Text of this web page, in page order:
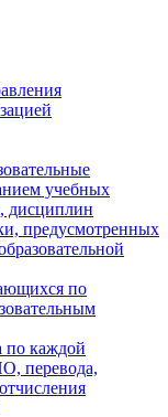
учебных
дисциплин
предусмотренных
по
по каждой
перевода,